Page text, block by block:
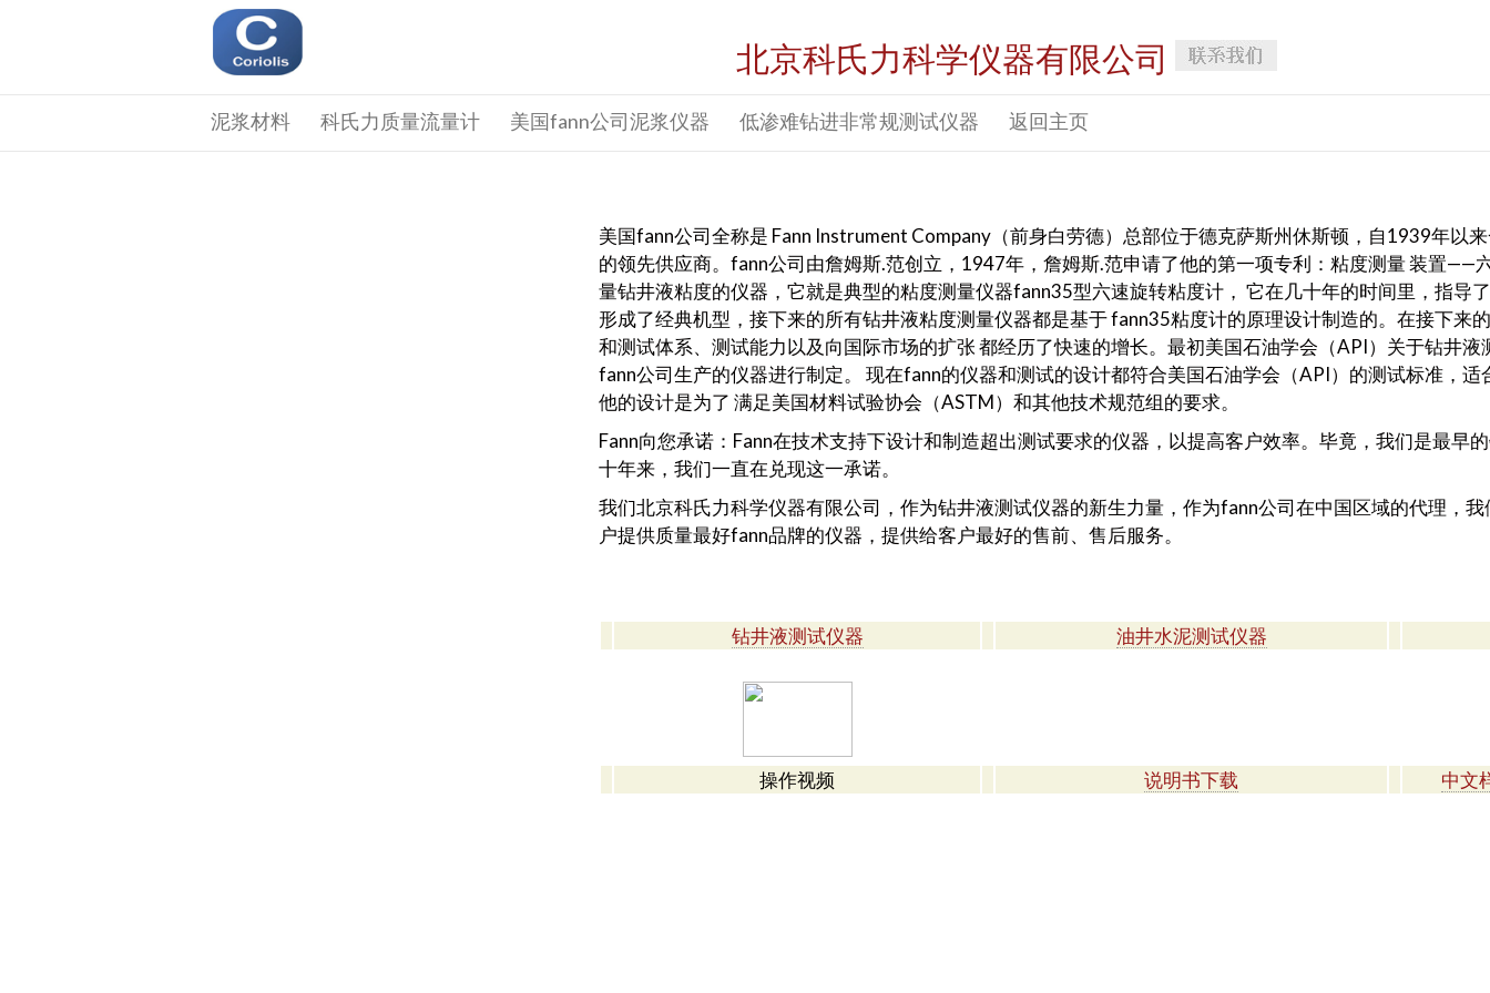
北京科氏力科学仪器有限公司
泥浆材料 科氏力质量流量计 美国fann公司泥浆仪器 低渗难钻进非常规测试仪器 返回主页
美国fann公司全称是 Fann Instrument Company（前身白劳德）总部位于德克萨斯州休斯顿，自1939年以
的领先供应商。fann公司由詹姆斯.范创立，1947年，詹姆斯.范申请了他的第一项专利：粘度测量 装置——
量钻井液粘度的仪器，它就是典型的粘度测量仪器fann35型六速旋转粘度计， 它在几十年的时间里，指导
形成了经典机型，接下来的所有钻井液粘度测量仪器都是基于 fann35粘度计的原理设计制造的。在接下来
和测试体系、测试能力以及向国际市场的扩张 都经历了快速的增长。最初美国石油学会（API）关于钻井
fann公司生产的仪器进行制定。 现在fann的仪器和测试的设计都符合美国石油学会（API）的测试标准，
他的设计是为了 满足美国材料试验协会（ASTM）和其他技术规范组的要求。
Fann向您承诺：Fann在技术支持下设计和制造超出测试要求的仪器，以提高客户效率。毕竟，我们是最早
十年来，我们一直在兑现这一承诺。
我们北京科氏力科学仪器有限公司，作为钻井液测试仪器的新生力量，作为fann公司在中国区域的代理，
户提供质量最好fann品牌的仪器，提供给客户最好的售前、售后服务。
钻井液测试仪器 油井水泥测试仪器
操作视频 说明书下载 中文